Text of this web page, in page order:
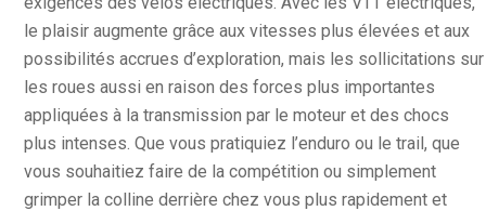
le plaisir augmente grâce aux vitesses plus élevées et aux
possibilités accrues d’exploration, mais les sollicitations sur
les roues aussi en raison des forces plus importantes
appliquées à la transmission par le moteur et des chocs
plus intenses. Que vous pratiquiez l’enduro ou le trail, que
vous souhaitiez faire de la compétition ou simplement
grimper la colline derrière chez vous plus rapidement et